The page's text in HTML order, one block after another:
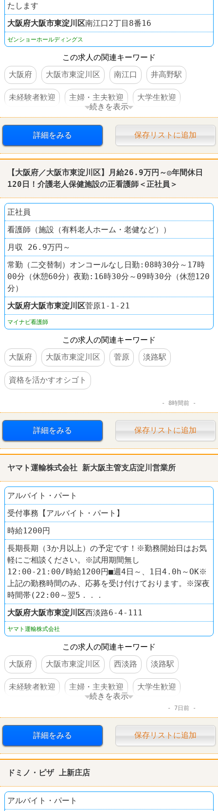
たします
大阪府大阪市東淀川区南江口2丁目8番16
ゼンショーホールディングス
この求人の関連キーワード
大阪府
大阪市東淀川区 南江口 井高野駅
未経験者歓迎 主婦・主夫歓迎 大学生歓迎
高校生OK 交通費支給 社保完備 食事補助あり
学歴不問 すし
続きを表示
詳細をみる 保存リストに追加
【大阪府／大阪市東淀川区】月給26.9万円～◎年間休日
120日！介護老人保健施設の正看護師＜正社員＞
正社員
看護師（施設（有料老人ホーム・老健など））
月収 26.9万円～
常勤（二交替制）オンコールなし日勤:08時30分～17時
00分（休憩60分）夜勤:16時30分～09時30分（休憩120
分）
大阪府大阪市東淀川区菅原1-1-21
マイナビ看護師
この求人の関連キーワード
大阪府
大阪市東淀川区 菅原 淡路駅
資格を活かすオシゴト
8時間前
詳細をみる 保存リストに追加
ヤマト運輸株式会社 新大阪主管支店淀川営業所
アルバイト・パート
受付事務【アルバイト・パート】
時給1200円
長期長期（3か月以上）の予定です！※勤務開始日はお気
軽にご相談ください。※試用期間無し
12:00-21:00/時給1200円■週4日～、1日4.0h～OK※
上記の勤務時間のみ、応募を受け付けております。※深夜
時間帯(22:00～翌5．．．
大阪府大阪市東淀川区西淡路6-4-111
ヤマト運輸株式会社
この求人の関連キーワード
大阪府
大阪市東淀川区 西淡路 淡路駅
未経験者歓迎 主婦・主夫歓迎 大学生歓迎
ヤマト運輸
続きを表示
7日前
詳細をみる 保存リストに追加
ドミノ・ピザ 上新庄店
アルバイト・パート